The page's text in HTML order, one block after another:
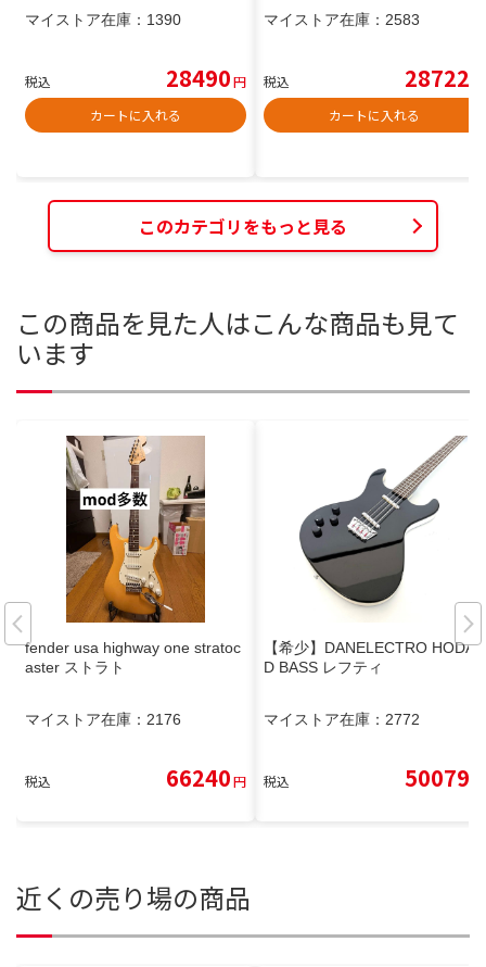
マイストア在庫： 1390
税込 28490円
カートに入れる
マイストア在庫： 2583
税込 28722
カートに入れる
このカテゴリをもっと見る
この商品を見た人はこんな商品も見て
います
fender usa highway one stratoc
aster ストラト
マイストア在庫： 2176
税込 66240円
【希少】DANELECTRO HODA
D BASS レフティ
マイストア在庫： 2772
税込 50079
近くの売り場の商品